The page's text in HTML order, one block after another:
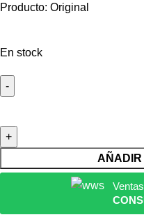
Producto: Original
En stock